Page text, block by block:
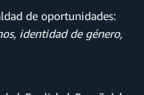
de oportunidades:
identidad de género,